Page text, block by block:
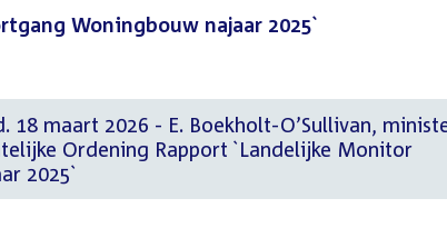
Woningbouw najaar 2025`
18 maart 2026 - E. Boekholt-O’Sullivan,
Ordening Rapport `Landelijke Monitor
2025`